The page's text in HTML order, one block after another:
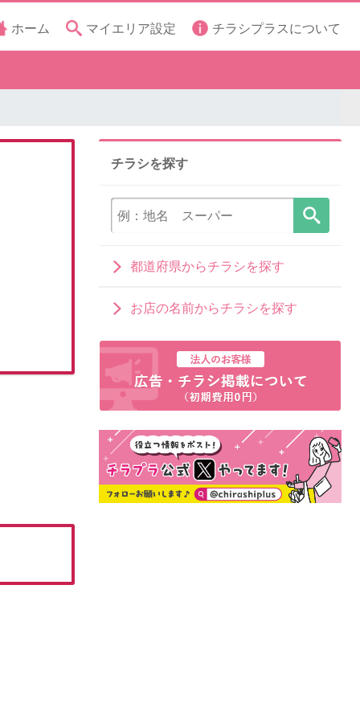
ホーム マイエリア設定 チラシプラスについて
チラシを探す
都道府県からチラシを探す
お店の名前からチラシを探す